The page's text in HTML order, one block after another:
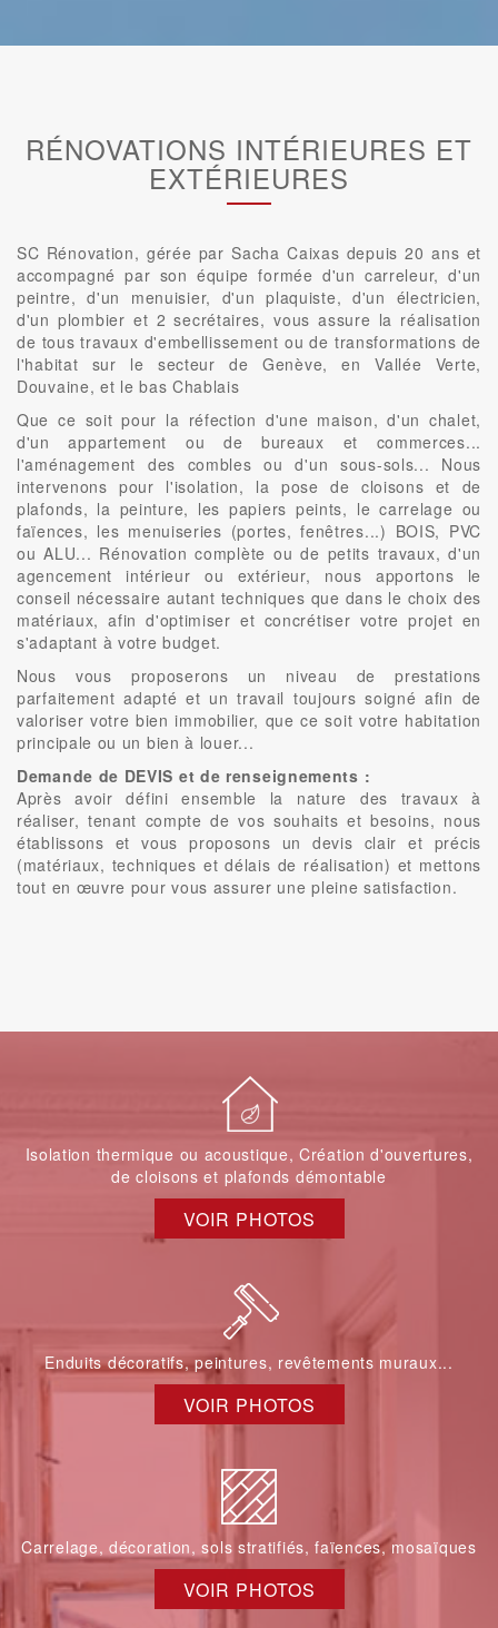
RÉNOVATIONS INTÉRIEURES ET
EXTÉRIEURES
SC Rénovation, gérée par Sacha Caixas depuis 20 ans et
accompagné par son équipe formée d'un carreleur, d'un
peintre, d'un menuisier, d'un plaquiste, d'un électricien,
d'un plombier et 2 secrétaires, vous assure la réalisation
de tous travaux d'embellissement ou de transformations de
l'habitat sur le secteur de Genève, en Vallée Verte,
Douvaine, et le bas Chablais
Que ce soit pour la réfection d'une maison, d'un chalet,
d'un appartement ou de bureaux et commerces...
l'aménagement des combles ou d'un sous-sols... Nous
intervenons pour l'isolation, la pose de cloisons et de
plafonds, la peinture, les papiers peints, le carrelage ou
faïences, les menuiseries (portes, fenêtres...) BOIS, PVC
ou ALU... Rénovation complète ou de petits travaux, d'un
agencement intérieur ou extérieur, nous apportons le
conseil nécessaire autant techniques que dans le choix des
matériaux, afin d'optimiser et concrétiser votre projet en
s'adaptant à votre budget.
Nous vous proposerons un niveau de prestations
parfaitement adapté et un travail toujours soigné afin de
valoriser votre bien immobilier, que ce soit votre habitation
principale ou un bien à louer...
Demande de DEVIS et de renseignements :
Après avoir défini ensemble la nature des travaux à
réaliser, tenant compte de vos souhaits et besoins, nous
établissons et vous proposons un devis clair et précis
(matériaux, techniques et délais de réalisation) et mettons
tout en œuvre pour vous assurer une pleine satisfaction.
Isolation thermique ou acoustique, Création d'ouvertures,
de cloisons et plafonds démontable
VOIR PHOTOS
Enduits décoratifs, peintures, revêtements muraux...
VOIR PHOTOS
Carrelage, décoration, sols stratifiés, faïences, mosaïques
VOIR PHOTOS